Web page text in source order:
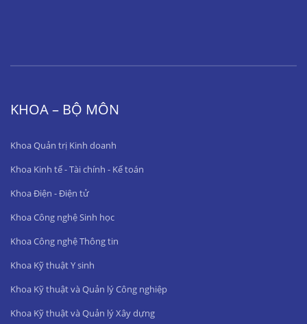
KHOA – BỘ MÔN
Khoa Quản trị Kinh doanh
Khoa Kinh tế - Tài chính - Kế toán
Khoa Điện - Điện tử
Khoa Công nghệ Sinh học
Khoa Công nghệ Thông tin
Khoa Kỹ thuật Y sinh
Khoa Kỹ thuật và Quản lý Công nghiệp
Khoa Kỹ thuật và Quản lý Xây dựng